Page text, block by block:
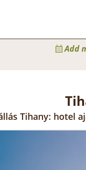
Add
Tihany: hotel